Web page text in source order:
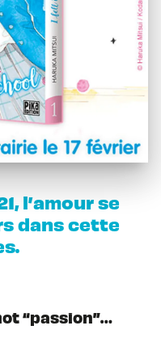
l’amour se
dans cette
“passion”…